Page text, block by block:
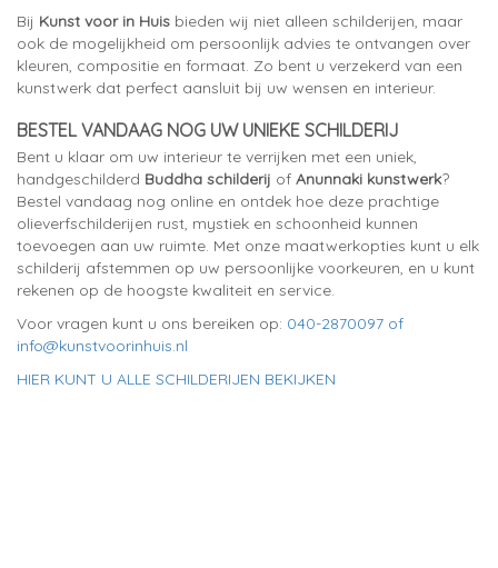
Bij Kunst voor in Huis bieden wij niet alleen schilderijen, maar
ook de mogelijkheid om persoonlijk advies te ontvangen over
kleuren, compositie en formaat. Zo bent u verzekerd van een
kunstwerk dat perfect aansluit bij uw wensen en interieur.
BESTEL VANDAAG NOG UW UNIEKE SCHILDERIJ
Bent u klaar om uw interieur te verrijken met een uniek,
handgeschilderd Buddha schilderij of Anunnaki kunstwerk?
Bestel vandaag nog online en ontdek hoe deze prachtige
olieverfschilderijen rust, mystiek en schoonheid kunnen
toevoegen aan uw ruimte. Met onze maatwerkopties kunt u elk
schilderij afstemmen op uw persoonlijke voorkeuren, en u kunt
rekenen op de hoogste kwaliteit en service.
Voor vragen kunt u ons bereiken op: 040-2870097 of
info@kunstvoorinhuis.nl
HIER KUNT U ALLE SCHILDERIJEN BEKIJKEN